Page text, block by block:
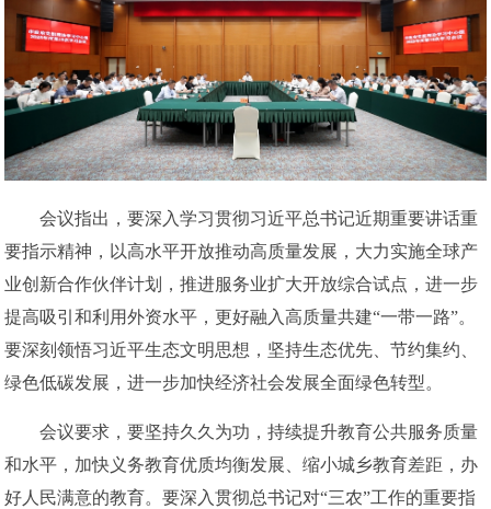
会议指出，要深入学习贯彻习近平总书记近期重要讲话重
要指示精神，以高水平开放推动高质量发展，大力实施全球产
业创新合作伙伴计划，推进服务业扩大开放综合试点，进一步
提高吸引和利用外资水平，更好融入高质量共建“一带一路”。
要深刻领悟习近平生态文明思想，坚持生态优先、节约集约、
绿色低碳发展，进一步加快经济社会发展全面绿色转型。
会议要求，要坚持久久为功，持续提升教育公共服务质量
和水平，加快义务教育优质均衡发展、缩小城乡教育差距，办
好人民满意的教育。要深入贯彻总书记对“三农”工作的重要指